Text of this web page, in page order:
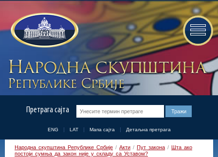
Претрага сајта
ENG LAT Мапа сајта Детаљна претрага
Народна скупштина Републике Србије / Акти / Пут закона / Шта ако
постоји сумња да закон није у складу са Уставом?